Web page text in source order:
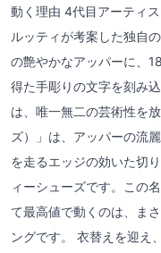
動く理由 4代目アーティ
ルッティが考案した独自
の艶やかなアッパーに、
得た手彫りの文字を刻み
は、唯一無二の芸術性を
ズ）」は、アッパーの流
を走るエッジの効いた切
ィーシューズです。この
て最高値で動くのは、ま
ングです。 衣替えを迎え